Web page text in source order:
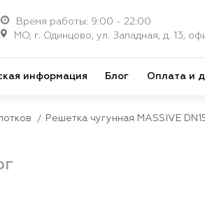
Время работы: 9:00 - 22:00
МО, г. Одинцово, ул. Западная, д. 13,
информация Блог Оплата и
Решетка чугунная MASSIVE